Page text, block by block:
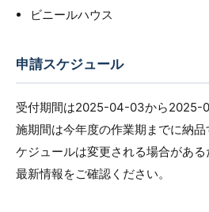
ビニールハウス
申請スケジュール
受付期間は2025-04-03から2025-
施期間は今年度の作業期までに納
ケジュールは変更される場合があ
最新情報をご確認ください。